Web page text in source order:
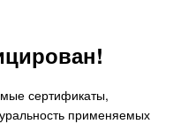
сертификаты,
применяемых